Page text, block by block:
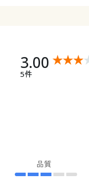
3.00
5件
品質